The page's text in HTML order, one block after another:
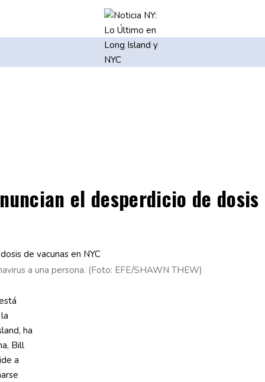
el desperdicio de dosis
a una persona. (Foto: EFE/SHAWN THEW)
ha
Bill
a